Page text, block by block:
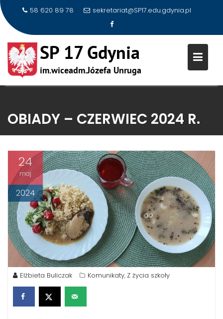
content
58 620 89 78 sekretariat@SP17.edu.gdynia.pl
OBIADY – CZERWIEC 2024 R.
24
maj
2024
Elżbieta Buliczak Komunikaty, Z życia szkoły